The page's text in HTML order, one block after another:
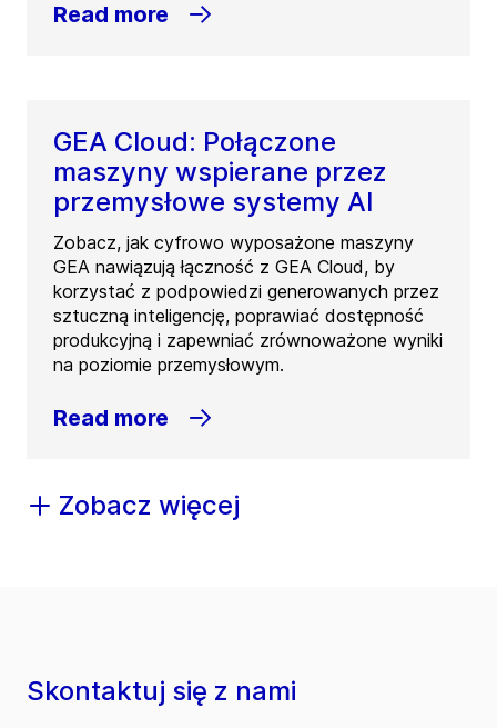
Read more
GEA Cloud: Połączone
maszyny wspierane przez
przemysłowe systemy AI
Zobacz, jak cyfrowo wyposażone maszyny
GEA nawiązują łączność z GEA Cloud, by
korzystać z podpowiedzi generowanych przez
sztuczną inteligencję, poprawiać dostępność
produkcyjną i zapewniać zrównoważone wyniki
na poziomie przemysłowym.
Read more
Zobacz więcej
Skontaktuj się z nami